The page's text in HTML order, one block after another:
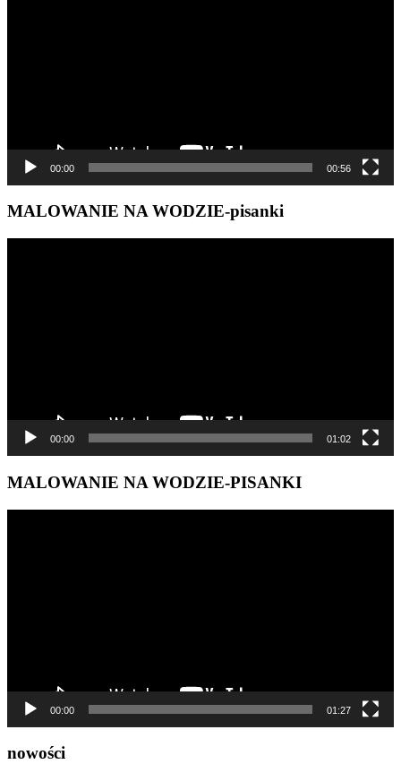
00:00 00:56
MALOWANIE NA WODZIE-pisanki
00:00 01:02
MALOWANIE NA WODZIE-PISANKI
00:00 01:27
nowości